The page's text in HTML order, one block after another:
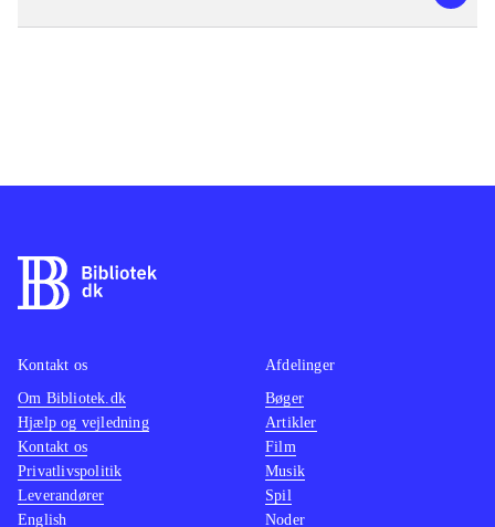
Kontakt os
Om Bibliotek.dk
Hjælp og vejledning
Kontakt os
Privatlivspolitik
Leverandører
English
Afdelinger
Bøger
Artikler
Film
Musik
Spil
Noder